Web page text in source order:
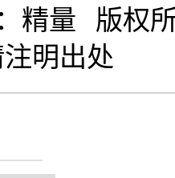
精量
版权
明出处